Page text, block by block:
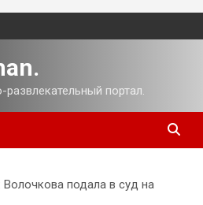
портал.
подала в суд на